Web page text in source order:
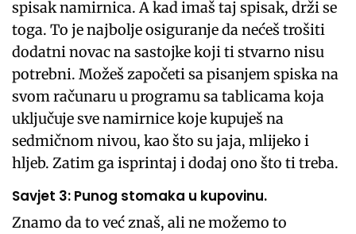
spisak namirnica. A kad imaš taj spisak, drži se
toga. To je najbolje osiguranje da nećeš trošiti
dodatni novac na sastojke koji ti stvarno nisu
potrebni. Možeš započeti sa pisanjem spiska na
svom računaru u programu sa tablicama koja
uključuje sve namirnice koje kupuješ na
sedmičnom nivou, kao što su jaja, mlijeko i
hljeb. Zatim ga isprintaj i dodaj ono što ti treba.
Savjet 3: Punog stomaka u kupovinu.
Znamo da to već znaš, ali ne možemo to